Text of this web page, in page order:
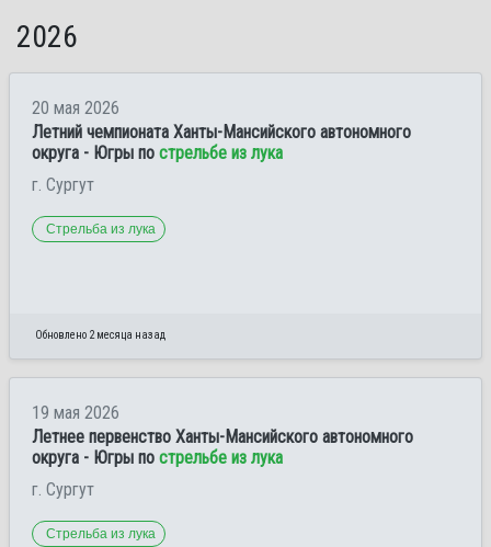
2026
20 мая 2026
Летний чемпионата Ханты-Мансийского автономного
округа - Югры по стрельбе из лука
г. Сургут
Стрельба из лука
Обновлено 2 месяца назад
19 мая 2026
Летнее первенство Ханты-Мансийского автономного
округа - Югры по стрельбе из лука
г. Сургут
Стрельба из лука